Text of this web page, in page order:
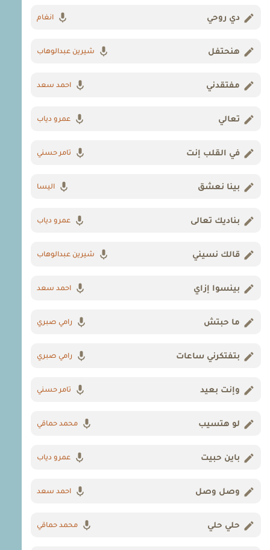
دي روحي انغام
هنحتفل شيرين عبدالوهاب
مفتقدني احمد سعد
تعالي عمرو دياب
في القلب إنت تامر حسني
بينا نعشق اليسا
بناديك تعالى عمرو دياب
قالك نسيني شيرين عبدالوهاب
بينسوا إزاي احمد سعد
ما حبتش رامي صبري
بتفتكرني ساعات رامي صبري
وإنت بعيد تامر حسني
لو هتسيب محمد حماقي
باين حبيت عمرو دياب
وصل وصل احمد سعد
حلي حلي محمد حماقي